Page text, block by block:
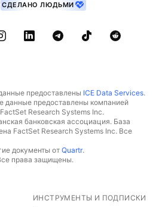
СДЕЛАНО ЛЮДЬМИ
предоставлены ICE Data Services.
данные предоставлены компанией
Research Systems Inc.
банковская ассоциация. База
FactSet Research Systems Inc. Все
документы от Quartr.
права защищены.
ИНСТРУМЕНТЫ И ПОДПИСКИ